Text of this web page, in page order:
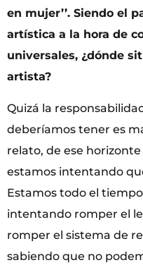
en mujer’’. Siendo el
artística a la hora de
universales, ¿dónde
artista?
Quizá la
deberíamos tener es
relato, de ese
estamos intentando
Estamos todo el
intentando romper el
romper el sistema de
sabiendo que no